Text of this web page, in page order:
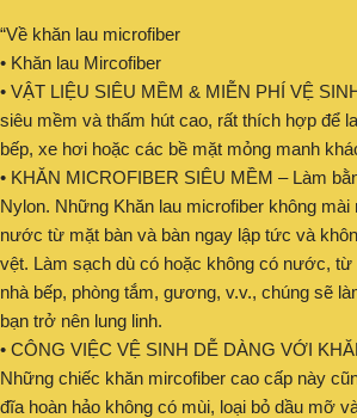
“Về khăn lau microfiber
• Khăn lau Mircofiber
• VẬT LIỆU SIÊU MỀM & MIỄN PHÍ VỆ
siêu mềm và thấm hút cao, rất thích hợp để
bếp, xe hơi hoặc các bề mặt mỏng manh
• KHĂN MICROFIBER SIÊU MỀM – Làm
Nylon. Những Khăn lau microfiber không mài
nước từ mặt bàn và bàn ngay lập tức và
vệt. Làm sạch dù có hoặc không có nước, từ
nhà bếp, phòng tắm, gương, v.v., chúng sẽ
bạn trở nên lung linh.
• CÔNG VIỆC VỆ SINH DỄ DÀNG VỚI
Những chiếc khăn mircofiber cao cấp này
đĩa hoàn hảo không có mùi, loại bỏ dầu mỡ